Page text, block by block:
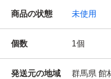
商品の状態 未使用
個数 1個
発送元の地域 群馬県 館